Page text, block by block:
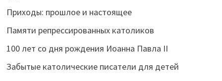
Приходы: прошлое и настоящее
Памяти репрессированных католиков
100 лет со дня рождения Иоанна Павла II
Забытые католические писатели для детей